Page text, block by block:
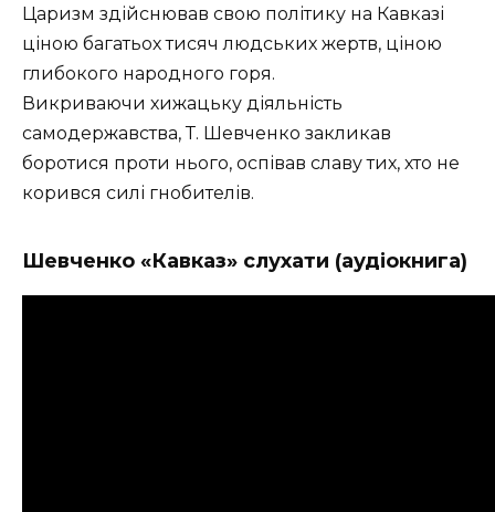
Царизм здійснював свою політику на Кавказі
ціною багатьох тисяч людських жертв, ціною
глибокого народного горя.
Викриваючи хижацьку діяльність
самодержавства, Т. Шевченко закликав
боротися проти нього, оспівав славу тих, хто не
корився силі гнобителів.
Шевченко «Кавказ» слухати (аудіокнига)